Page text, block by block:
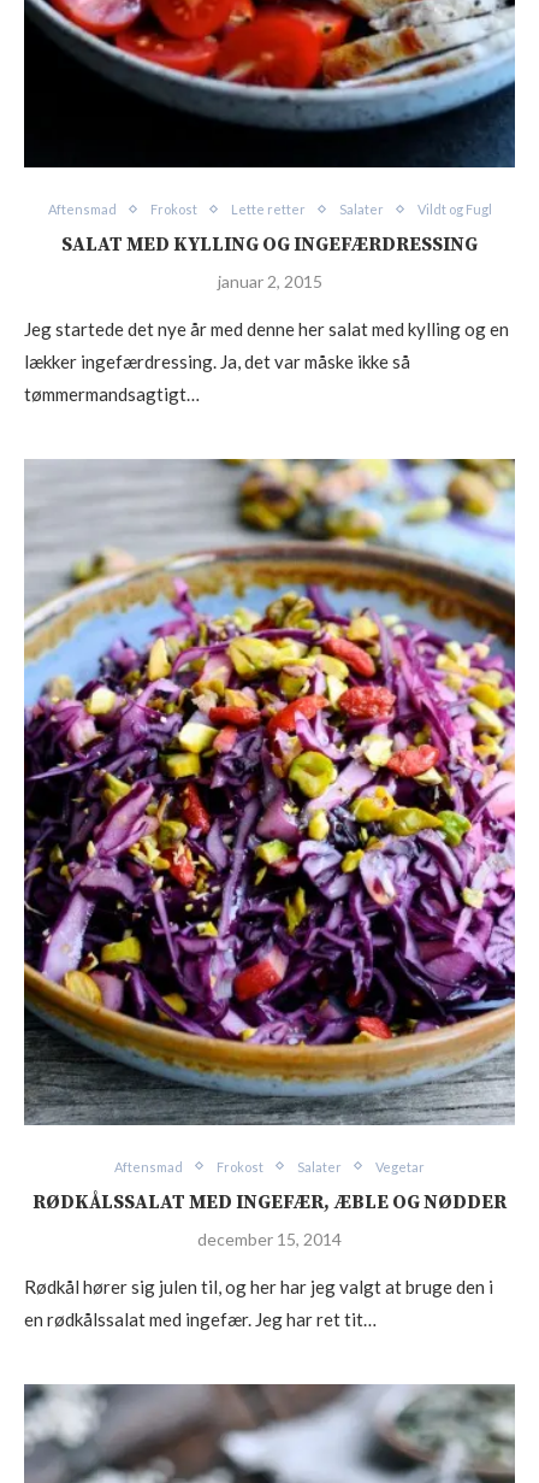
Aftensmad Frokost Lette retter Salater Vildt og Fugl
SALAT MED KYLLING OG INGEFÆRDRESSING
januar 2, 2015
Jeg startede det nye år med denne her salat med kylling og en
lækker ingefærdressing. Ja, det var måske ikke så
tømmermandsagtigt…
Aftensmad Frokost Salater Vegetar
RØDKÅLSSALAT MED INGEFÆR, ÆBLE OG NØDDER
december 15, 2014
Rødkål hører sig julen til, og her har jeg valgt at bruge den i
en rødkålssalat med ingefær. Jeg har ret tit…